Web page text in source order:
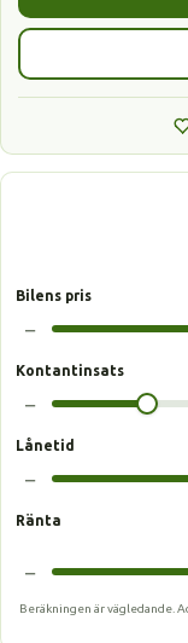
Bilens pris
−
Kontantinsats
−
Lånetid
−
Ränta
−
Beräkningen är vägledande.